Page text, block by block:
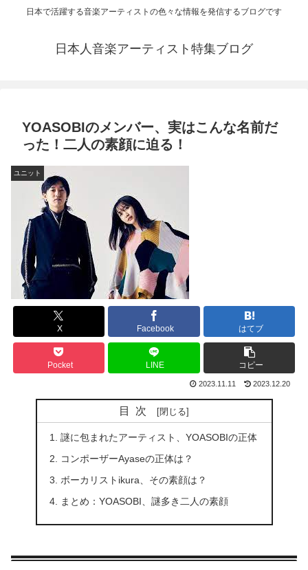
日本で活躍する音楽アーティストの色々な情報を発信するブログです
日本人音楽アーティスト特集ブログ
​YOASOBIのメンバー、実はこんな名前だ
った！二人の素顔に迫る！
ユニット
X Facebook はてブ
Pocket LINE コピー
2023.11.11 2023.12.20
目次
謎に包まれたアーティスト、YOASOBIの正体
コンポーザーAyaseの正体は？
ボーカリストikura、その素顔は？
まとめ：YOASOBI、謎多き二人の素顔